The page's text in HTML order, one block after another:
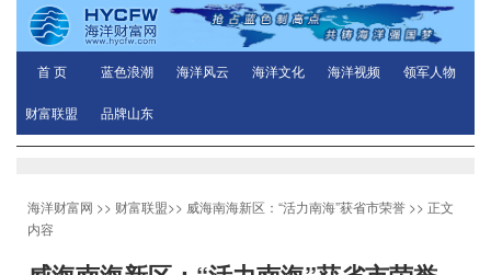
首 页 蓝色浪潮 海洋风云 海洋文化 海洋视频 领军人物
财富联盟 品牌山东
海洋财富网 >> 财富联盟>> 威海南海新区：“活力南海”获省市荣誉 >> 正文
内容